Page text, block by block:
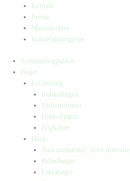
Kontakt
Presse
Manuskripter
Handelsbetingelser
Sommerbogpakker
Bøger
Letlæsning
Indskolingen
Mellemtrinnet
Udskolingen
Bogkasser
Børn
Små mennesker, store drømme
Billedbøger
Faktabøger